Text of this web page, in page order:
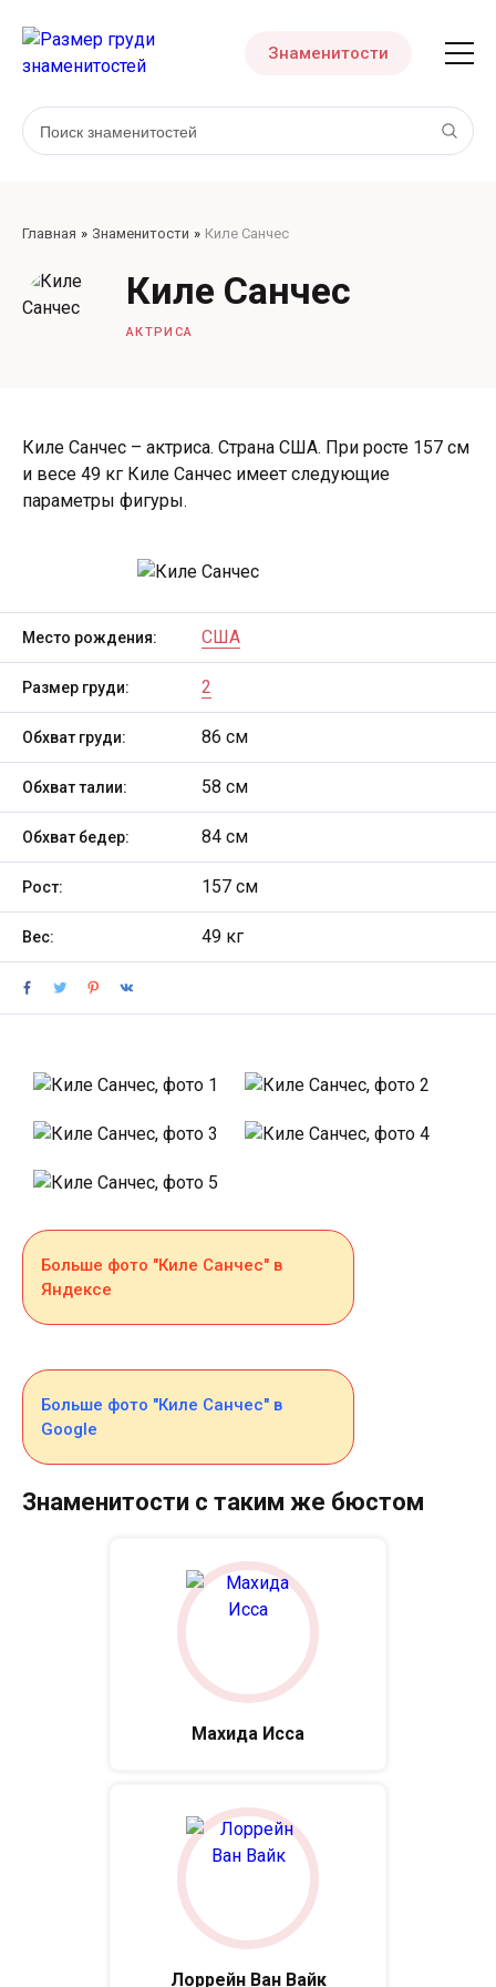
Знаменитости
Главная Знаменитости Киле Санчес
Киле Санчес
АКТРИСА
Киле Санчес – актриса. Страна США. При росте 157 см
и весе 49 кг Киле Санчес имеет следующие
параметры фигуры.
Место рождения: США
Размер груди: 2
Обхват груди: 86 см
Обхват талии: 58 см
Обхват бедер: 84 см
Рост: 157 см
Вес: 49 кг
Больше фото "Киле Санчес" в
Яндексе
Больше фото "Киле Санчес" в
Google
Знаменитости с таким же бюстом
Махида Исса
Лоррейн Ван Вайк